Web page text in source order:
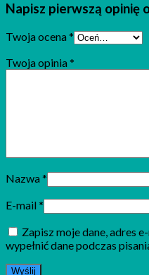
Napisz pierwszą opinię
Twoja ocena*
Twoja opinia*
Nazwa*
E-mail*
Zapisz moje dane, adres
wypełnić dane podczas